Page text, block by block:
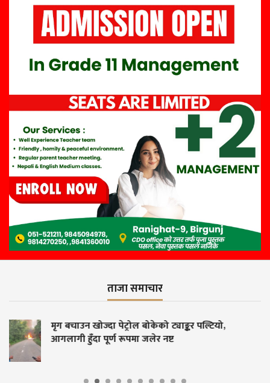
ताजा समाचार
ट्याङ्कर पल्टियो,
वीरगन्जका हाेटलहरुमा
पुरुष पक्राउ